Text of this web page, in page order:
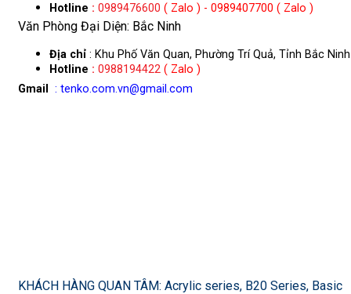
Hotline : 0989476600 ( Zalo ) - 0989407700 ( Zalo )
Văn Phòng Đại Diện: Bắc Ninh
Địa chỉ : Khu Phố Văn Quan, Phường Trí Quả, Tỉnh Bắc Ninh
Hotline : 0988194422 ( Zalo )
Gmail
: tenko.com.vn@gmail.com
KHÁCH HÀNG QUAN TÂM: Acrylic series, B20 Series, Basic